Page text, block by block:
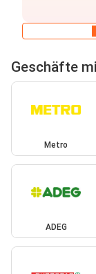
Geschäfte
Metro
ADEG